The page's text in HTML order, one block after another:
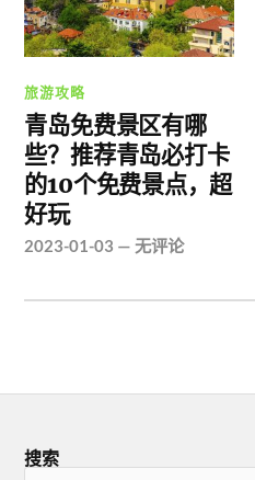
旅游攻略
青岛免费景区有哪
些？推荐青岛必打卡
的10个免费景点，超
好玩
2023-01-03 —无评论
搜索